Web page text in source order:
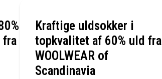
fra
Kraftige uldsokker i
topkvalitet af 60% uld fra
WOOLWEAR of
Scandinavia